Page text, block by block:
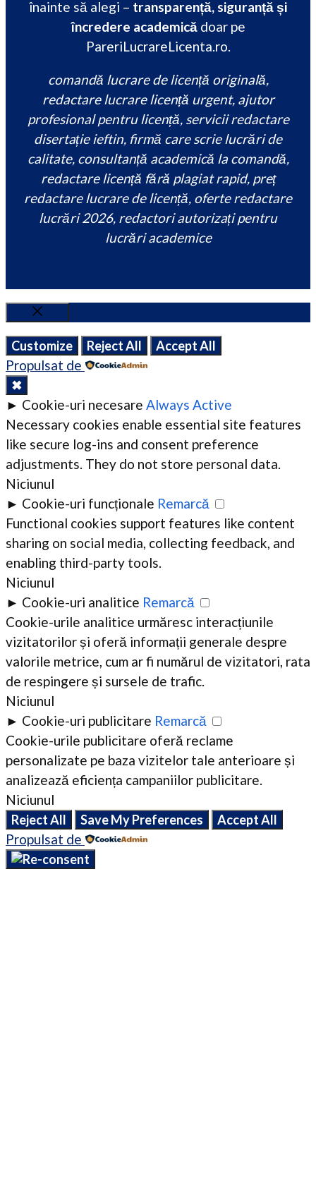
înainte să alegi – transparență, siguranță și
încredere academicădoar pe
PareriLucrareLicenta.ro.
comandă lucrare de licență originală,
redactare lucrare licență urgent, ajutor
profesional pentru licență, servicii redactare
disertație ieftin, firmă care scrie lucrări de
calitate, consultanță academică la comandă,
redactare licență fără plagiat rapid, preț
redactare lucrare de licență, oferte redactare
lucrări 2026, redactori autorizați pentru
lucrări academice
Close
Customize
Reject All Accept All
Propulsat de
✖
► Cookie-uri necesare Always Active
Necessary cookies enable essential site features
like secure log-ins and consent preference
adjustments. They do not store personal data.
Niciunul
► Cookie-uri funcționale Remarcă
Functional cookies support features like content
sharing on social media, collecting feedback, and
enabling third-party tools.
Niciunul
► Cookie-uri analitice Remarcă
Cookie-urile analitice urmăresc interacțiunile
vizitatorilor și oferă informații generale despre
valorile metrice, cum ar fi numărul de vizitatori, rata
de respingere și sursele de trafic.
Niciunul
► Cookie-uri publicitare Remarcă
Cookie-urile publicitare oferă reclame
personalizate pe baza vizitelor tale anterioare și
analizează eficiența campaniilor publicitare.
Niciunul
Reject All Save My Preferences Accept All
Propulsat de